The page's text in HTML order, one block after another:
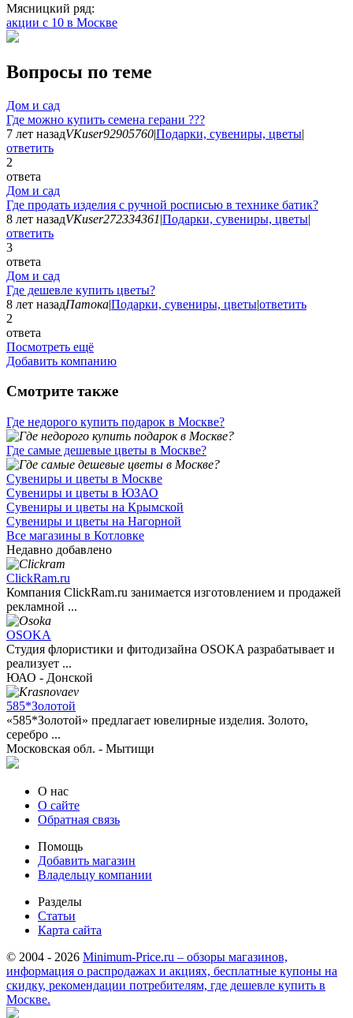
Мясницкий ряд:
акции с 10 в Москве
Вопросы по теме
Дом и сад
Где можно купить семена герани ???
7 лет назадVKuser92905760|Подарки, сувениры, цветы|
ответить
2
ответа
Дом и сад
Где продать изделия с ручной росписью в технике батик?
8 лет назадVKuser272334361|Подарки, сувениры, цветы|
ответить
3
ответа
Дом и сад
Где дешевле купить цветы?
8 лет назадПатока|Подарки, сувениры, цветы|ответить
2
ответа
Посмотреть ещё
Добавить компанию
Смотрите также
Где недорого купить подарок в Москве?
Где самые дешевые цветы в Москве?
Сувениры и цветы в Москве
Сувениры и цветы в ЮЗАО
Сувениры и цветы на Крымской
Сувениры и цветы на Нагорной
Все магазины в Котловке
Недавно добавлено
ClickRam.ru
Компания ClickRam.ru занимается изготовлением и продажей
рекламной ...
OSOKA
Студия флористики и фитодизайна OSOKA разрабатывает и
реализует ...
ЮАО - Донской
585*Золотой
«585*Золотой» предлагает ювелирные изделия. Золото,
серебро ...
Московская обл. - Мытищи
О нас
О сайте
Обратная связь
Помощь
Добавить магазин
Владельцу компании
Разделы
Статьи
Карта сайта
© 2004 - 2026 Minimum-Price.ru – обзоры магазинов,
информация о распродажах и акциях, бесплатные купоны на
скидку, рекомендации потребителям, где дешевле купить в
Москве.